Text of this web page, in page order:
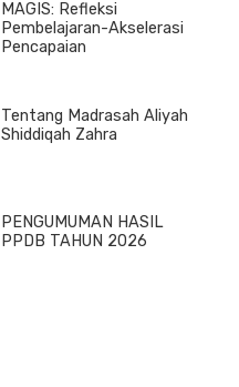
MAGIS: Refleksi
Pembelajaran-Akselerasi
Pencapaian
Tentang Madrasah Aliyah
Shiddiqah Zahra
PENGUMUMAN HASIL
PPDB TAHUN 2026